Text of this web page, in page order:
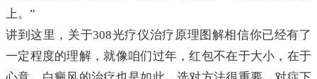
上。”
讲到这里，关于308光疗仪治疗原理图解相信你已经有了
一定程度的理解，就像咱们过年，红包不在于大小，在于